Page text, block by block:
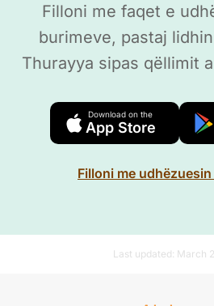
Filloni me faqet e
burimeve, pastaj
Thurayya sipas qëllimit
Download on the
App Store
Filloni me
Last updated: March